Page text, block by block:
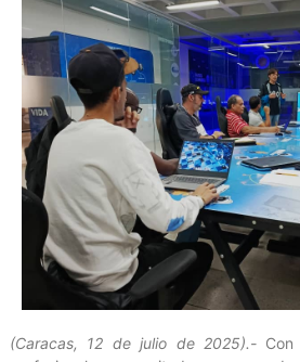
(Caracas, 12 de julio de 2025).-